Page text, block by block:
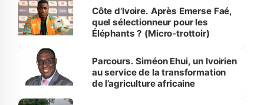
Côte d’Ivoire. Après Emerse Faé,
quel sélectionneur pour les
Éléphants ? (Micro-trottoir)
Parcours. Siméon Ehui, un Ivoirien
au service de la transformation
de l’agriculture africaine